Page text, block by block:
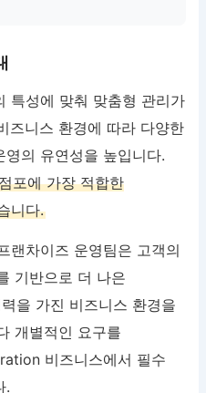
특성에 맞춰 맞춤형 관리가
즈니스 환경에 따라 다양한
의 유연성을 높입니다.
포에 가장 적합한
니다.
랜차이즈 운영팀은 고객의
기반으로 더 나은
을 가진 비즈니스 환경을
개별적인 요구를
비즈니스에서 필수
.